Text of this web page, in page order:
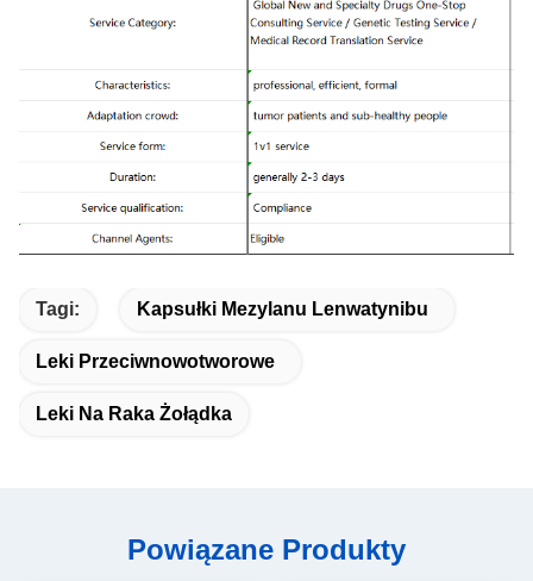
Tagi: Kapsułki Mezylanu Lenwatynibu
Leki Przeciwnowotworowe
Leki Na Raka Żołądka
Powiązane Produkty